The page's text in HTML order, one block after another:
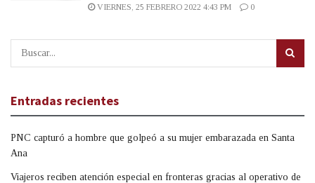
VIERNES, 25 FEBRERO 2022 4:43 PM
0
Entradas recientes
PNC capturó a hombre que golpeó a su mujer embarazada en Santa
Ana
Viajeros reciben atención especial en fronteras gracias al operativo de